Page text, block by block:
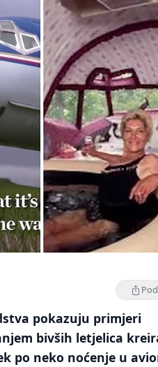
pokazuju primjeri
bivših letjelica
po neko noćenje u